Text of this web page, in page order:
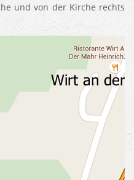
und von der Kirche rechts